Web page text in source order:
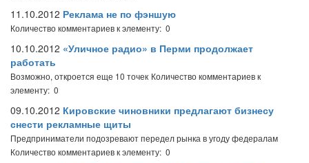
11.10.2012 Реклама не по фэншую
Количество комментариев к элементу: 0
10.10.2012 «Уличное радио» в Перми продолжает
работать
Возможно, откроется еще 10 точек Количество комментариев к
элементу: 0
09.10.2012 Кировские чиновники предлагают бизнесу
снести рекламные щиты
Предприниматели подозревают передел рынка в угоду федералам
Количество комментариев к элементу: 0